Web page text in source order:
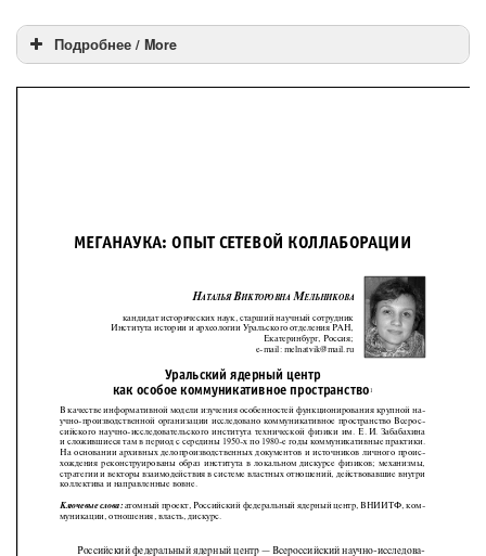
Подробнее / More